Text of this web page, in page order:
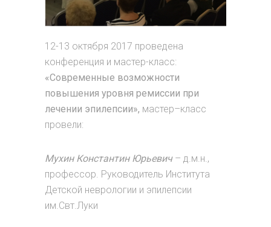
12-13 октября 2017 проведена
конференция и мастер-класс:
«Современные возможности
повышения уровня ремиссии при
лечении эпилепсии», мастер–класс
провели:
Мухин Константин Юрьевич– д.м.н.,
профессор. Руководитель Института
Детской неврологии и эпилепсии
им.Свт.Луки